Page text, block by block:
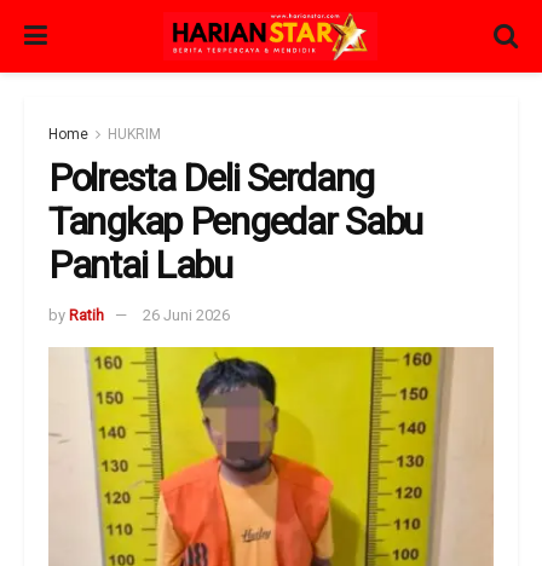
Home HUKRIM
Polresta Deli Serdang
Tangkap Pengedar Sabu
Pantai Labu
by Ratih 26 Juni 2026